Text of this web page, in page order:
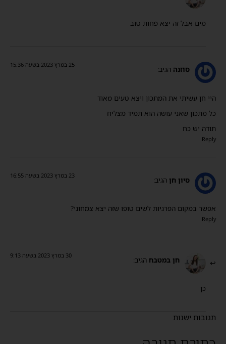
מים אבל זה יצא פחות טוב
סוזנה הגיב:
25 במרץ 2023 בשעה 15:36
היי חן עשיתי את המתכון ויצא טעים מאוד
כל מתכון שאני עושה הוא תמיד מצליח
תודה יש כח
Reply
סיון חן הגיב:
23 במרץ 2023 בשעה 16:55
אפשר במקום הפרגיות לשים טופו שזה יצא צמחוני?
Reply
חן במטבח הגיב:
30 במרץ 2023 בשעה 9:13
כן
תגובות ישנות